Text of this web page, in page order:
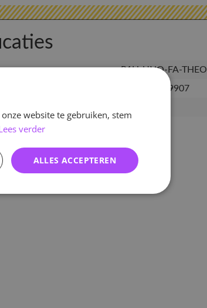
P1H-UNQ-FA-THEO
4035474379907
website te gebruiken, stem
verder
ALLES ACCEPTEREN